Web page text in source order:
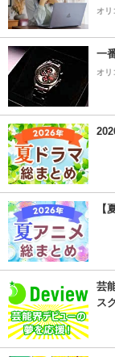
オリ
一
オリ
【
芸
ス